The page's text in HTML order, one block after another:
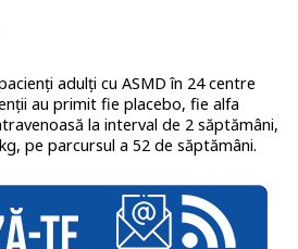
adulți cu ASMD în 24 centre
au primit fie placebo, fie alfa
la interval de 2 săptămâni,
pe parcursul a 52 de săptămâni.